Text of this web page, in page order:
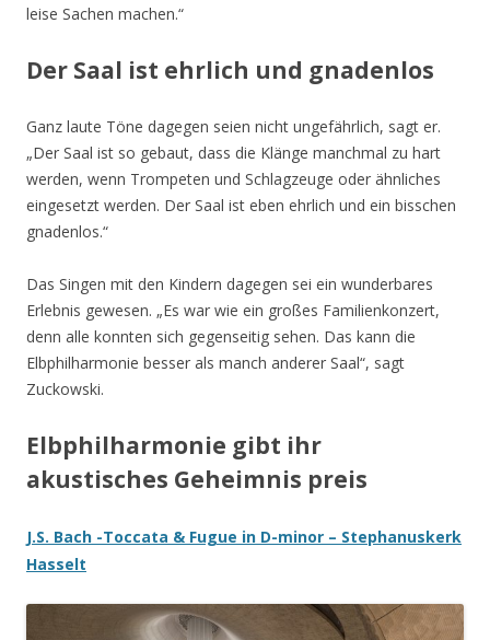
leise Sachen machen.“
Der Saal ist ehrlich und gnadenlos
Ganz laute Töne dagegen seien nicht ungefährlich, sagt er.
„Der Saal ist so gebaut, dass die Klänge manchmal zu hart
werden, wenn Trompeten und Schlagzeuge oder ähnliches
eingesetzt werden. Der Saal ist eben ehrlich und ein bisschen
gnadenlos.“
Das Singen mit den Kindern dagegen sei ein wunderbares
Erlebnis gewesen. „Es war wie ein großes Familienkonzert,
denn alle konnten sich gegenseitig sehen. Das kann die
Elbphilharmonie besser als manch anderer Saal“, sagt
Zuckowski.
Elbphilharmonie gibt ihr
akustisches Geheimnis preis
J.S. Bach -Toccata & Fugue in D-minor – Stephanuskerk
Hasselt